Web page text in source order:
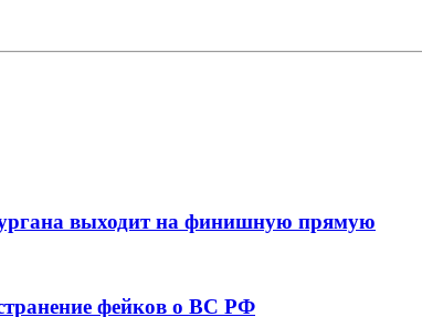
выходит на финишную прямую
фейков о ВС РФ